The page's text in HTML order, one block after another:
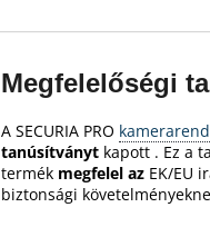
Megfelelőségi
A SECURIA PRO
tanúsítványt kapott . Ez a
termék megfelel az EK/EU
biztonsági